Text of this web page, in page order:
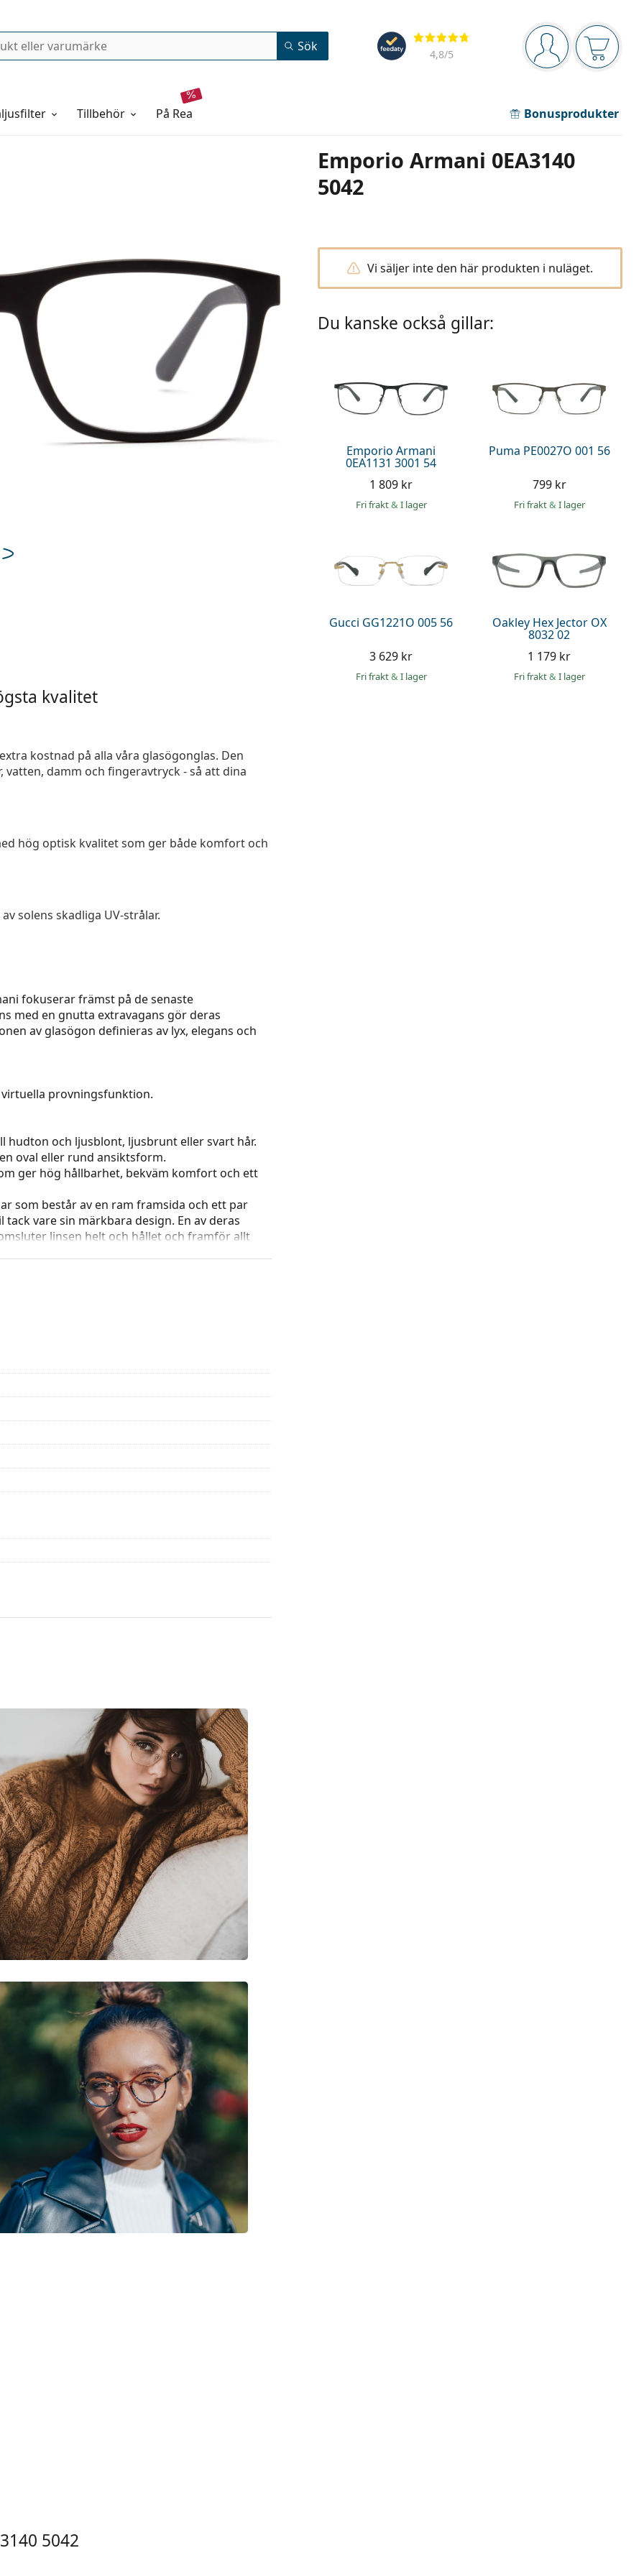
Navigeringsmeny
Du är inloggad
Recensioner
4,8/5
Sök
Tillbehör på rea Bonusprodukter
Emporio Armani 0EA3140
5042
Vi säljer inte den här produkten i nuläget.
Du kanske också gillar:
Emporio Armani
0EA1131 3001 54
1 809 kr
Fri frakt& I lager
Puma PE0027O 001 56
799 kr
Fri frakt& I lager
Gucci GG1221O 005 56
3 629 kr
Fri frakt& I lager
Oakley Hex Jector OX
8032 02
1 179 kr
Fri frakt& I lager
kvalitet
kostnad på alla våra glasögonglas. Den
damm och fingeravtryck - så att dina
hög optisk kvalitet som ger både komfort och
solens skadliga UV-strålar.
fokuserar främst på de senaste
med en gnutta extravagans gör deras
av glasögon definieras av lyx, elegans och
provningsfunktion.
hudton och ljusblont, ljusbrunt eller svart hår.
oval eller rund ansiktsform.
ger hög hållbarhet, bekväm komfort och ett
som består av en ram framsida och ett par
vare sin märkbara design. En av deras
linsen helt och hållet och framför allt
färg och utformning kan variera.
skötsel av glasögon. Observera att vissa
eller kolla in vårglasögonguideom du
användning
5042